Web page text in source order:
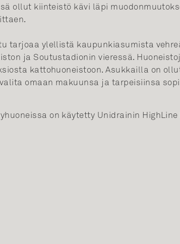
ollut kiinteistö kävi läpi
tarjoaa ylellistä kaupunkiasumista
ja Soutustadionin vieressä.
kattohuoneistoon. Asukkailla on
omaan makuunsa ja tarpeisiinsa
on käytetty Unidrainin